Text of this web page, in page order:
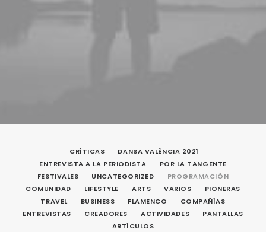
CRÍTICAS
DANSA VALÈNCIA 2021
ENTREVISTA A LA PERIODISTA
POR LA TANGENTE
FESTIVALES
UNCATEGORIZED
PROGRAMACIÓN
COMUNIDAD
LIFESTYLE ARTS VARIOS
PIONERAS
TRAVEL
BUSINESS FLAMENCO
COMPAÑÍAS
ENTREVISTAS
CREADORES ACTIVIDADES
PANTALLAS
ARTÍCULOS